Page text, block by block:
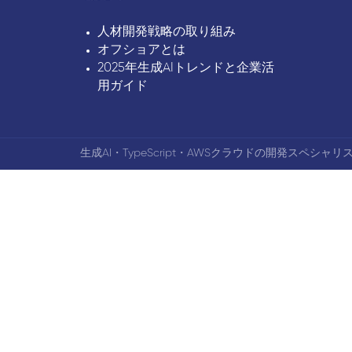
人材開発戦略の取り組み
オフショアとは
2025年生成AIトレンドと企業活
用ガイド
生成AI・TypeScript・AWSクラウドの開発スペシャリ